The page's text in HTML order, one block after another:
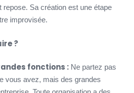
repose. Sa création est une étape
improvisée.
?
fonctions : Ne partez pas
vous avez, mais des grandes